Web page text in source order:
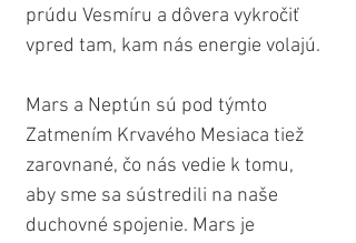
prúdu Vesmíru a dôvera vykročiť
vpred tam, kam nás energie volajú.
Mars a Neptún sú pod týmto
Zatmením Krvavého Mesiaca tiež
zarovnané, čo nás vedie k tomu,
aby sme sa sústredili na naše
duchovné spojenie. Mars je